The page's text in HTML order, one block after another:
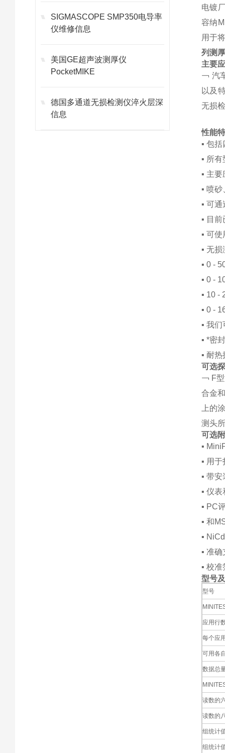
SIGMASCOPE SMP350电导率
仪维修信息
美国GE超声波测厚仪
PocketMIKE
德国多通道无损检测仪淬火层深
信息
电镀
容纳
用于
列测
主要
￢ 汽
以及
无损
性能
▪ 包
▪ 所
▪ 主
▪ 喷
▪ 可
▪ 目
▪ 可
▪ 无
▪ 0 -
▪ 0 -
▪ 10 -
▪ 0 -
▪ 我
▪ *密
▪ 耐
可选
￢ F
合金
上的
测头
可选
▪
▪ 用
▪ 带
▪ 仪
▪ PC
▪ 和
▪
▪ 准
▪ 校
型号
型号
应用行
每个应
可用各
数据总
读数的
读数的
组统计
组统计